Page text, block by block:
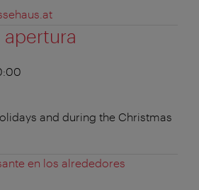
apertura
and during the Christmas
en los alrededores